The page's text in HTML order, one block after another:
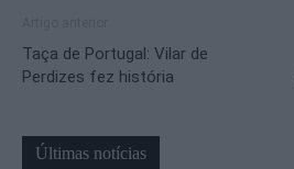
Taça de Portugal: Vilar de
Perdizes fez história
Últimas notícias